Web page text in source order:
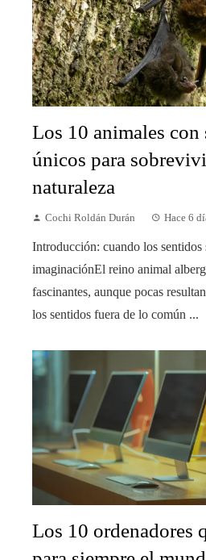
Los 10 animales con
únicos para
naturaleza
Cochi Roldán Durán Hace 6
Introducción: cuando los sentidos
imaginaciónEl reino animal
fascinantes, aunque pocas
los sentidos fuera de lo común ...
Los 10 ordenadores